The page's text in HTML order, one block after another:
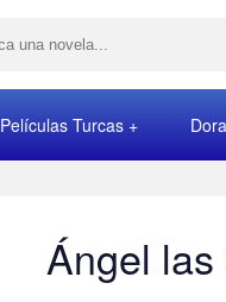
Películas Turcas
Ángel